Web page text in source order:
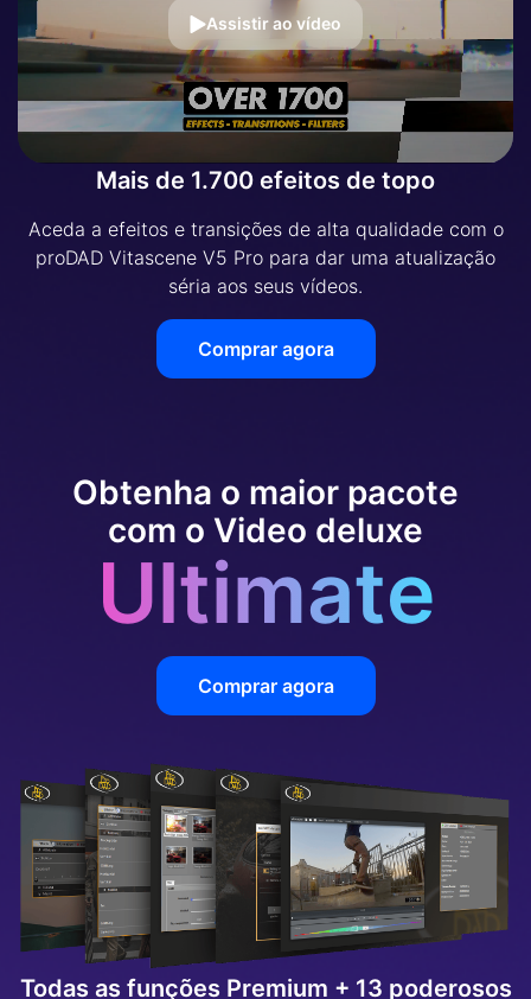
Assistir ao vídeo
Mais de 1.700 efeitos de topo
Aceda a efeitos e transições de alta qualidade com o
proDAD Vitascene V5 Pro para dar uma atualização
séria aos seus vídeos.
Comprar agora
Obtenha o maior pacote
com o Video deluxe
Ultimate
Comprar agora
Todas as funções Premium + 13 poderosos